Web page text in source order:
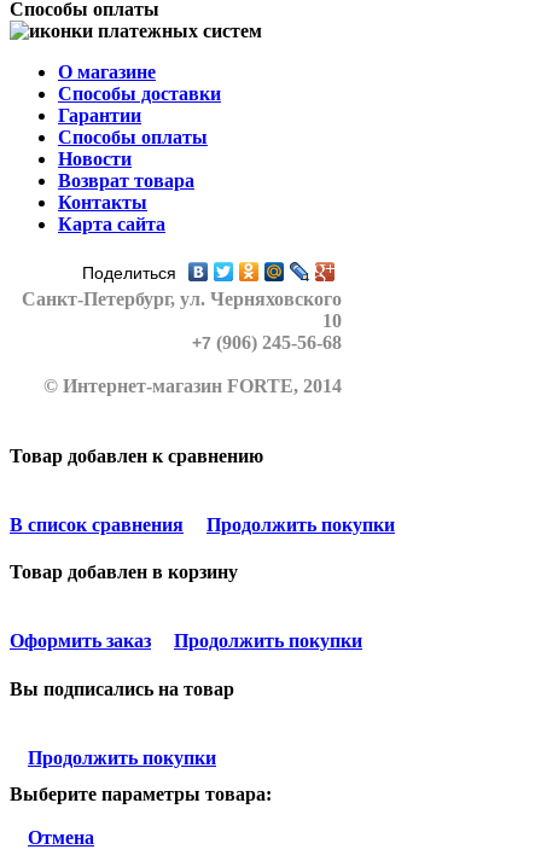
Способы оплаты
О магазине
Способы доставки
Гарантии
Способы оплаты
Новости
Возврат товара
Контакты
Карта сайта
Поделиться
Санкт-Петербург, ул. Черняховского
10
+7 (906) 245-56-68
© Интернет-магазин FORTE, 2014
Товар добавлен к сравнению
В список сравнения Продолжить покупки
Товар добавлен в корзину
Оформить заказ Продолжить покупки
Вы подписались на товар
Продолжить покупки
Выберите параметры товара:
Отмена